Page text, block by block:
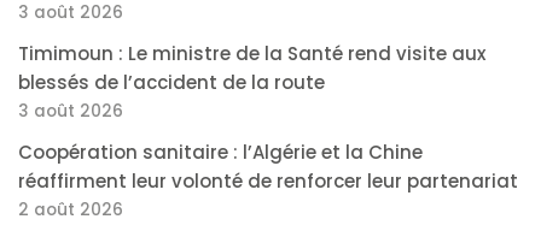
3 août 2026
Timimoun : Le ministre de la Santé rend visite aux
blessés de l’accident de la route
3 août 2026
Coopération sanitaire : l’Algérie et la Chine
réaffirment leur volonté de renforcer leur partenariat
2 août 2026